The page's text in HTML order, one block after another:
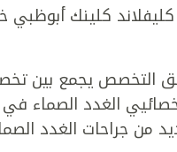
كلينك
التخصص يجمع بين
الغدد الصماء
من جراحات الغدد